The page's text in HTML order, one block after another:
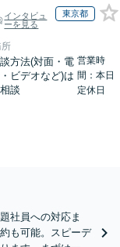
インタビュ
ーを見る
東京都
方法(対面・電
ビデオなど)は
談
営業時
間：本日
定休日
社員への対応ま
も可能。スピーデ